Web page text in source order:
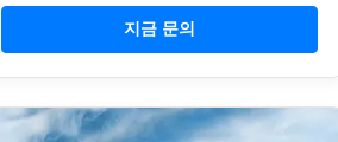
services including warehouse
consolidation, labeling, and inspection.
options, we ensure reliable and ...
지금 문의